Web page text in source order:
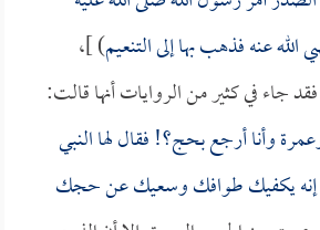
الله عنه فذهب بها إلى التنعيم) ]،
جاء في كثير من الروايات أنها قالت:
وأنا أرجع بحج؟! فقال لها النبي
إنه يكفيك طوافك وسعيك عن حجك